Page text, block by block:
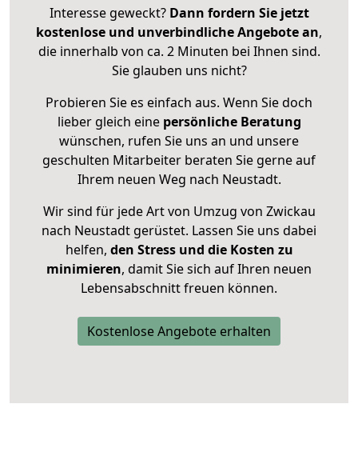
Interesse geweckt? Dann fordern Sie jetzt
kostenlose und unverbindliche Angebote an,
die innerhalb von ca. 2 Minuten bei Ihnen sind.
Sie glauben uns nicht?
Probieren Sie es einfach aus. Wenn Sie doch
lieber gleich eine persönliche Beratung
wünschen, rufen Sie uns an und unsere
geschulten Mitarbeiter beraten Sie gerne auf
Ihrem neuen Weg nach Neustadt.
Wir sind für jede Art von Umzug von Zwickau
nach Neustadt gerüstet. Lassen Sie uns dabei
helfen, den Stress und die Kosten zu
minimieren, damit Sie sich auf Ihren neuen
Lebensabschnitt freuen können.
Kostenlose Angebote erhalten